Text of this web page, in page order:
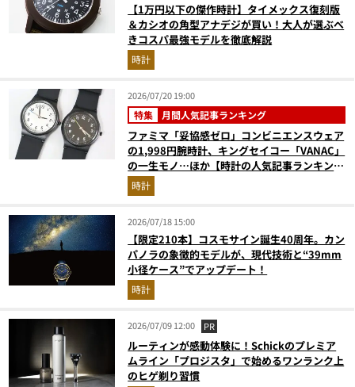
【1万円以下の傑作時計】タイメックス復刻版
＆カシオの角型アナデジが買い！大人が選ぶべ
きコスパ最強モデルを徹底解説
時計
2026/07/20 19:00
特集 月間人気記事ランキング
ファミマ「妥協感ゼロ」コンビニエンスウェア
の1,998円腕時計、キングセイコー「VANAC」
の一生モノ…ほか【時計の人気記事ランキング
ベスト3】（2026年6月版）
時計
2026/07/18 15:00
【限定210本】コスモサイン誕生40周年。カン
パノラの象徴的モデルが、現代技術と“39mm
小径ケース”でアップデート！
時計
2026/07/09 12:00 PR
ルーティンが感動体験に！Schickのプレミア
ムライン「プロジスタ」で始めるワンランク上
のヒゲ剃り習慣